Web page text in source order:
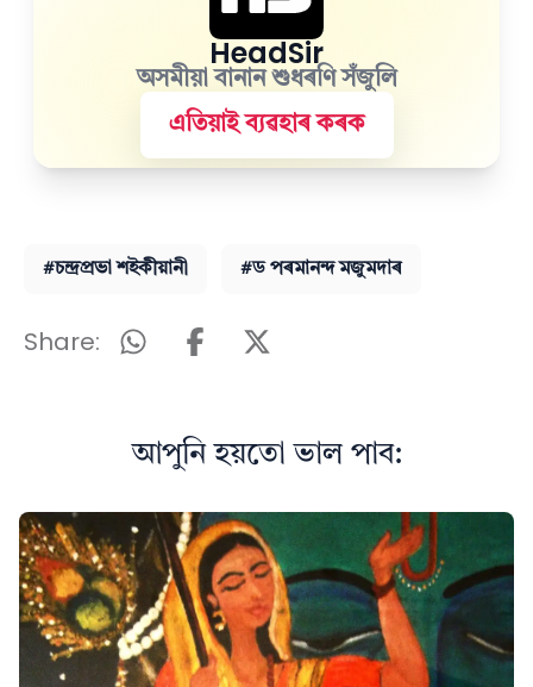
HeadSir
অসমীয়া বানান শুধৰণি সঁজুলি
এতিয়াই ব্যৱহাৰ কৰক
#চন্দ্ৰপ্ৰভা শইকীয়ানী #ড পৰমানন্দ মজুমদাৰ
Share:
আপুনি হয়তো ভাল পাব: